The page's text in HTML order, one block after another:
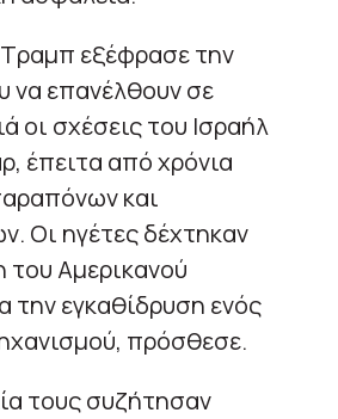
εξέφρασε την
να επανέλθουν σε
οι σχέσεις του Ισραήλ
έπειτα από χρόνια
και
Οι ηγέτες δέχτηκαν
Αμερικανού
την εγκαθίδρυση ενός
πρόσθεσε.
τους συζήτησαν